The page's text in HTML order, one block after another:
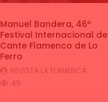
Manuel Bandera, 46º
Festival Internacional de
Cante Flamenco de Lo
Ferro
REVISTA LA FLAMENCA
45